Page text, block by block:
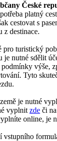
České
platný
cestovat s
z destinace.
pro turistický
je nutné sdělit
výše,
Tyto
je nutné
vyplnit zde či
online, je